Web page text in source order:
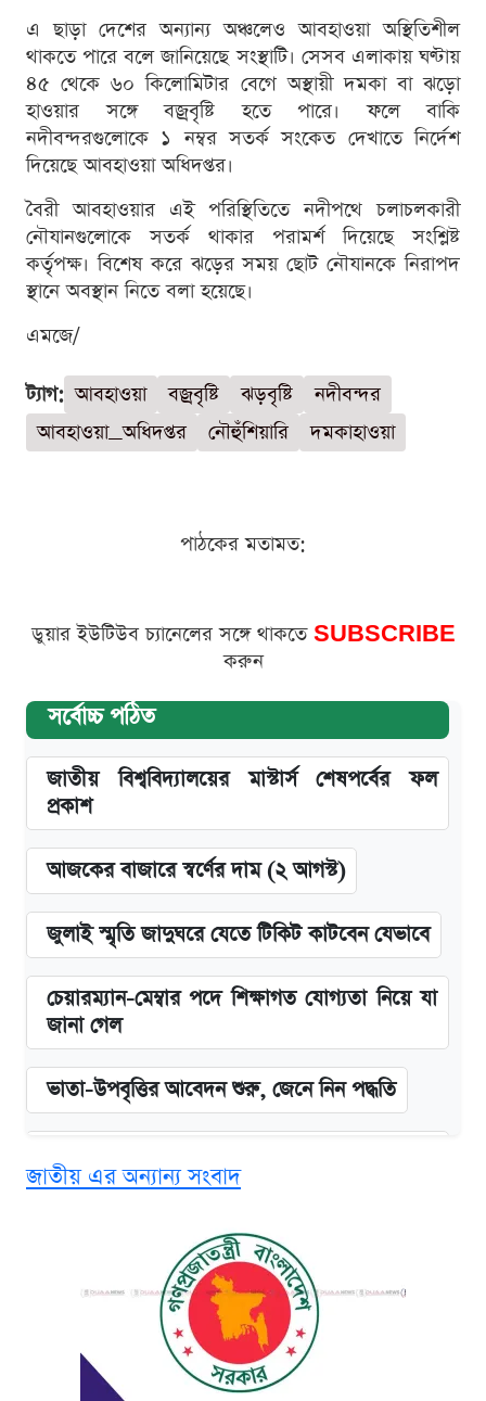
এ ছাড়া দেশের অন্যান্য অঞ্চলেও আবহাওয়া অস্থিতিশীল
থাকতে পারে বলে জানিয়েছে সংস্থাটি। সেসব এলাকায় ঘণ্টায়
৪৫ থেকে ৬০ কিলোমিটার বেগে অস্থায়ী দমকা বা ঝড়ো
হাওয়ার সঙ্গে বজ্রবৃষ্টি হতে পারে। ফলে বাকি
নদীবন্দরগুলোকে ১ নম্বর সতর্ক সংকেত দেখাতে নির্দেশ
দিয়েছে আবহাওয়া অধিদপ্তর।
বৈরী আবহাওয়ার এই পরিস্থিতিতে নদীপথে চলাচলকারী
নৌযানগুলোকে সতর্ক থাকার পরামর্শ দিয়েছে সংশ্লিষ্ট
কর্তৃপক্ষ। বিশেষ করে ঝড়ের সময় ছোট নৌযানকে নিরাপদ
স্থানে অবস্থান নিতে বলা হয়েছে।
এমজে/
ট্যাগ: আবহাওয়া বজ্রবৃষ্টি ঝড়বৃষ্টি
নদীবন্দর
আবহাওয়া_অধিদপ্তর
নৌহুঁশিয়ারি দমকাহাওয়া
পাঠকের মতামত:
ডুয়ার ইউটিউব চ্যানেলের সঙ্গে থাকতে SUBSCRIBE
করুন
সর্বোচ্চ পঠিত
জাতীয় বিশ্ববিদ্যালয়ের মাস্টার্স শেষপর্বের ফল
প্রকাশ
আজকের বাজারে স্বর্ণের দাম (২ আগস্ট)
জুলাই স্মৃতি জাদুঘরে যেতে টিকিট কাটবেন যেভাবে
চেয়ারম্যান-মেম্বার পদে শিক্ষাগত যোগ্যতা নিয়ে যা
জানা গেল
ভাতা-উপবৃত্তির আবেদন শুরু, জেনে নিন পদ্ধতি
খান
কবে শুরু হচ্ছে ঢাবির ভর্তি আবেদন, জানাল কর্তৃপক্ষ
এক ক্লিকে জেনে নিন আইফোন ১৮ প্রো ম্যাক্সের
জাতীয় এর অন্যান্য সংবাদ